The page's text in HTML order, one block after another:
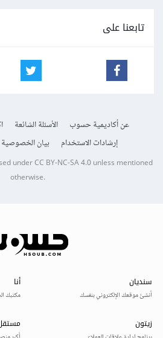
تابعنا على
عن أكاديمية حسوب الأسئلة الشائعة
إرشادات الاستخدام
بيان الخصوصية
underCC BY-NC-SA 4.0unless mentioned
otherwise.